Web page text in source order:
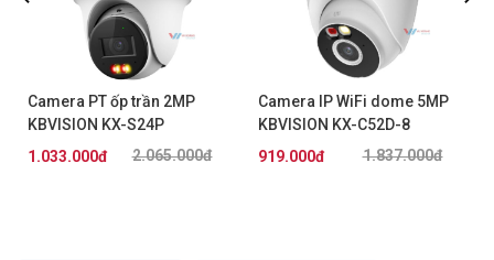
Camera PT ốp trần 2MP
KBVISION KX-S24P
2.065.000đ
1.033.000đ
Camera IP WiFi dome 5MP
KBVISION KX-C52D-8
1.837.000đ
919.000đ